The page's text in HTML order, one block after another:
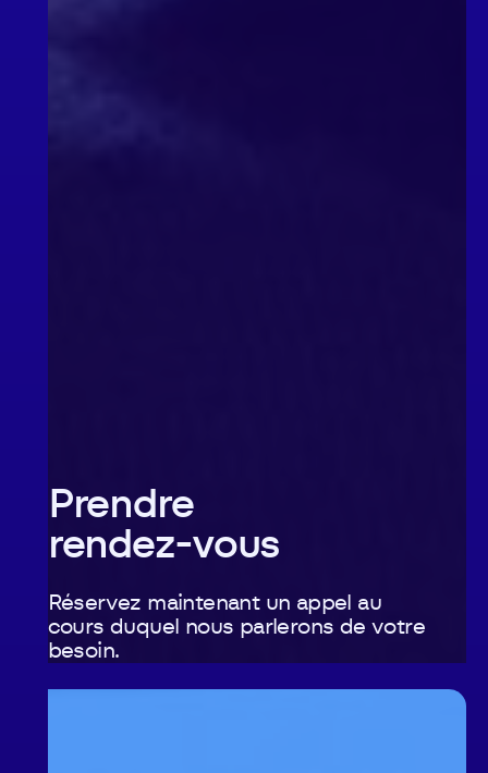
Prendre
rendez-vous
Réservez maintenant un appel au
cours duquel nous parlerons de votre
besoin.